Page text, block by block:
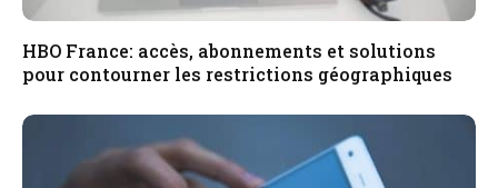
HBO France: accès, abonnements et solutions
pour contourner les restrictions géographiques